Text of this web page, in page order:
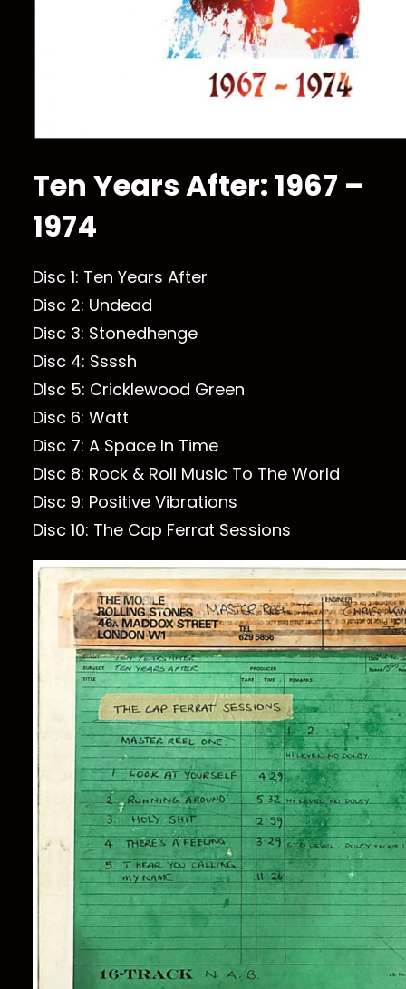
Ten Years After: 1967 –
1974
Disc 1: Ten Years After
Disc 2: Undead
Disc 3: Stonedhenge
Disc 4: Ssssh
DIsc 5: Cricklewood Green
Disc 6: Watt
Disc 7: A Space In Time
Disc 8: Rock & Roll Music To The World
Disc 9: Positive Vibrations
Disc 10: The Cap Ferrat Sessions